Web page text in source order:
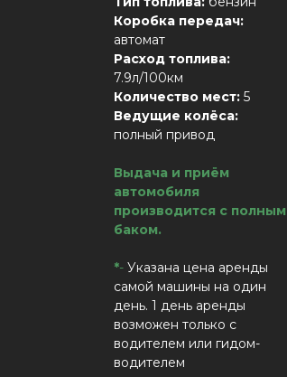
Коробка передач:
автомат
Расход топлива:
7.9л/100км
Количество мест: 5
Ведущие колёса:
полный привод
Выдача и приём
автомобиля
производится с полным
баком.
*- Указана цена аренды
самой машины на один
день. 1 день аренды
возможен только с
водителем или гидом-
водителем